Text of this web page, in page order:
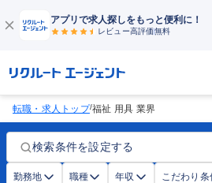
アプリで求人探しをもっと便利に！
レビュー高評価無料
転職・求人トップ/福祉 用具 業界
検索条件を設定する
勤務地 職種 年収 こだわり条